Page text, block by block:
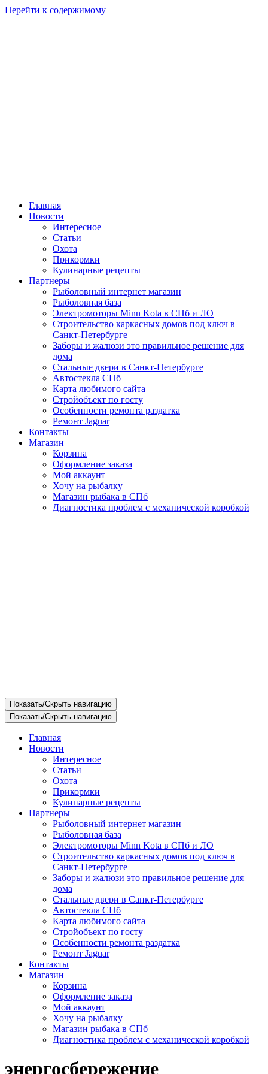
Перейти к содержимому
Главная
Новости
Интересное
Статьи
Охота
Прикормки
Кулинарные рецепты
Партнеры
Рыболовный интернет магазин
Рыболовная база
Электромоторы Minn Kota в СПб и ЛО
Строительство каркасных домов под ключ в
Санкт-Петербурге
Заборы и жалюзи это правильное решение для
дома
Стальные двери в Санкт-Петербурге
Автостекла СПб
Карта любимого сайта
Стройобъект по госту
Особенности ремонта раздатка
Ремонт Jaguar
Контакты
Магазин
Корзина
Оформление заказа
Мой аккаунт
Хочу на рыбалку
Магазин рыбака в СПб
Диагностика проблем с механической коробкой
Показать/Скрыть навигацию
Показать/Скрыть навигацию
Главная
Новости
Интересное
Статьи
Охота
Прикормки
Кулинарные рецепты
Партнеры
Рыболовный интернет магазин
Рыболовная база
Электромоторы Minn Kota в СПб и ЛО
Строительство каркасных домов под ключ в
Санкт-Петербурге
Заборы и жалюзи это правильное решение для
дома
Стальные двери в Санкт-Петербурге
Автостекла СПб
Карта любимого сайта
Стройобъект по госту
Особенности ремонта раздатка
Ремонт Jaguar
Контакты
Магазин
Корзина
Оформление заказа
Мой аккаунт
Хочу на рыбалку
Магазин рыбака в СПб
Диагностика проблем с механической коробкой
энергосбережение